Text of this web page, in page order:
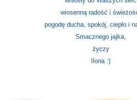
wiosenną radość i
pogodę ducha, spokój, ciepło i
Smacznego jajka,
życzy
Ilona :)